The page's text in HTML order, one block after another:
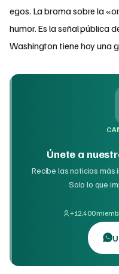
egos. La broma sobre la
humor. Es la señal pública
Washington tiene hoy una
Únete a
Recibe las noticias más
Solo lo que
+12,400